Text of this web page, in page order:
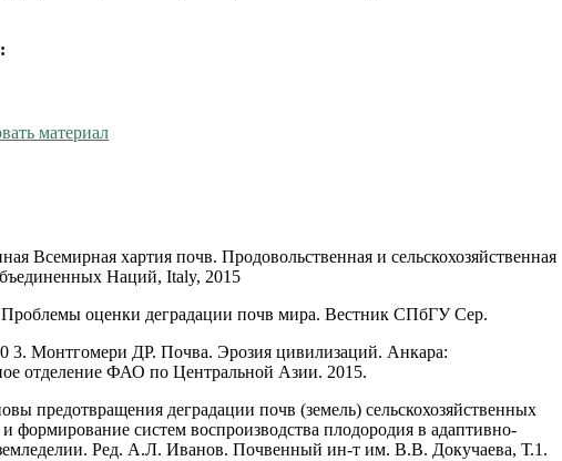
материал
Всемирная хартия почв. Продовольственная и сельскохозяйственная
Наций, Italy, 2015
оценки деградации почв мира. Вестник СПбГУ Сер.
3. Монтгомери ДР. Почва. Эрозия цивилизаций. Анкара:
отделение ФАО по Центральной Азии. 2015.
предотвращения деградации почв (земель) сельскохозяйственных
формирование систем воспроизводства плодородия в адаптивно-
Ред. А.Л. Иванов. Почвенный ин-т им. В.В. Докучаева, Т.1.